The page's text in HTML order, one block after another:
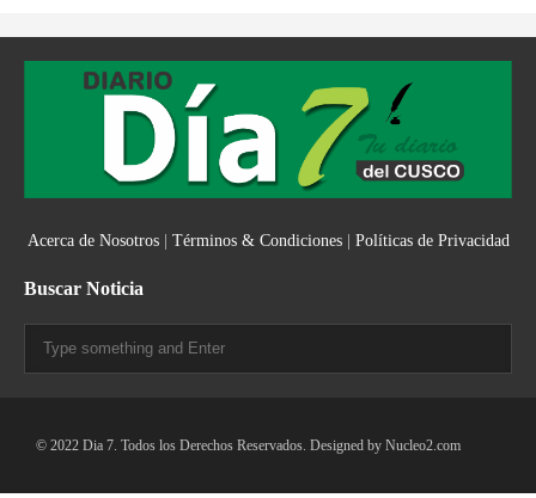
Acerca de Nosotros| Términos & Condiciones| Políticas de Privacidad
Buscar Noticia
© 2022 Dia 7. Todos los Derechos Reservados. Designed by Nucleo2.com